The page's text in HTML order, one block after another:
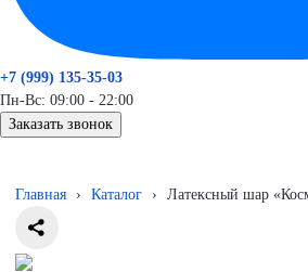
+7 (999) 135-35-03
Пн-Вс: 09:00 - 22:00
Заказать звонок
Главная › Каталог › Латексный шар